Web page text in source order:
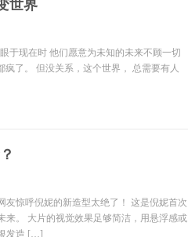
世界
于现在时 他们愿意为未知的未来不顾一切
了。 但没关系，这个世界， 总需要有人
友惊呼倪妮的新造型太绝了！ 这是倪妮首次
来。 大片的视觉效果足够简洁，用悬浮感或
发造 […]